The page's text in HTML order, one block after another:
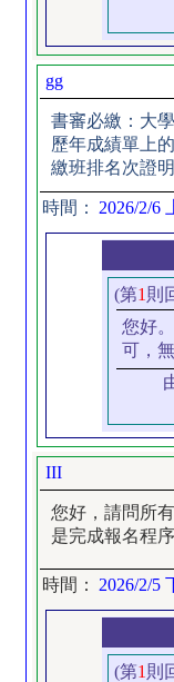
gg
書審必繳：大
歷年成績單上
繳班排名次證
時間： 2026/2/6
(第1 則
您好
可，
III
您好，請問所
是完成報名程
時間： 2026/2/5
(第1 則